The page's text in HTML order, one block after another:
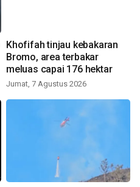
Khofifah tinjau kebakaran
Bromo, area terbakar
meluas capai 176 hektar
Jumat, 7 Agustus 2026